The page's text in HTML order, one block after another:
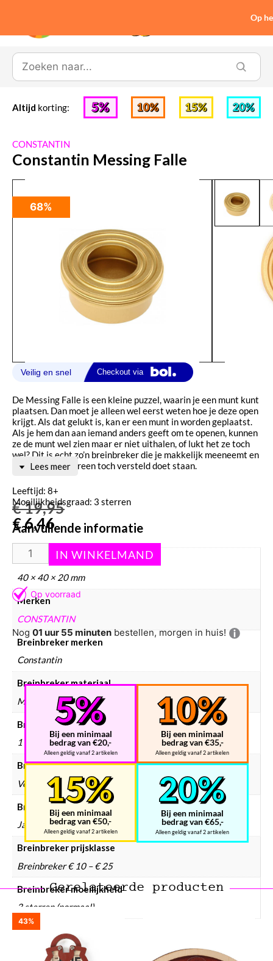
0
Altijd korting:
De Messing Falle is een kleine puzzel, waarin je een munt kunt
plaatsen. Dan moet je alleen wel eerst weten hoe je deze open
krijgt. Als dat gelukt is, kan er een munt in worden geplaatst.
Als je hem dan aan iemand anders geeft om te openen, kunnen
ze de munt wel zien maar er niet uithalen, of lukt het ze toch
wel? Dit is echt zo’n breinbreker die je makkelijk meeneemt en
waarmee je iedereen toch versteld doet staan.
Leeftijd: 8+
Moeilijkheidsgraad: 3 sterren
Aanvullende informatie
Afmetingen
40 × 40 × 20 mm
Merken
CONSTANTIN
Breinbreker merken
Constantin
Breinbreker materiaal
Metaal
Breinbreker aantal spelers
1
Breinbreker doelgroep
Volwassenen
Breinbreker hersenkrakers
Ja
Breinbreker prijsklasse
Breinbreker € 10 – € 25
Breinbreker moeilijkheid
3 sterren (normaal)
Lees meer
€19,95
€6,46
Nog01 uur 55 minutenbestellen, morgen in huis!
CONSTANTIN
Constantin Messing Falle
68%
Bij een minimaal
bedrag van €20,-
Alleen geldig vanaf 2 artikelen
Bij een minimaal
bedrag van €35,-
Alleen geldig vanaf 2 artikelen
Bij een minimaal
bedrag van €50,-
Alleen geldig vanaf 2 artikelen
Bij een minimaal
bedrag van €65,-
Alleen geldig vanaf 2 artikelen
Gerelateerde producten
43%
Op